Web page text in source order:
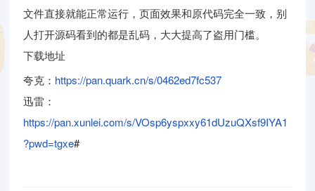
文件直接就能正常运行，页面效果和原代码完全一致，别
人打开源码看到的都是乱码，大大提高了盗用门槛。
下载地址
夸克： https://pan.quark.cn/s/0462ed7fc537
迅雷：
https://pan.xunlei.com/s/VOsp6yspxxy61dUzuQXsf9IYA1
?pwd=tgxe#